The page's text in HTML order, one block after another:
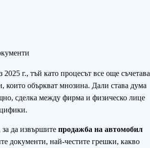
2025 г., тъй като процесът все още съчетава
които объркват мнозина. Дали става дума
сделка между фирма и физическо лице
за да извършите продажба на автомобил
документи, най-честите грешки, какво